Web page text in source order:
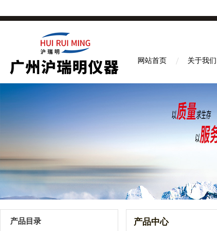
网站首页 关于我们
产品目录 产品中心